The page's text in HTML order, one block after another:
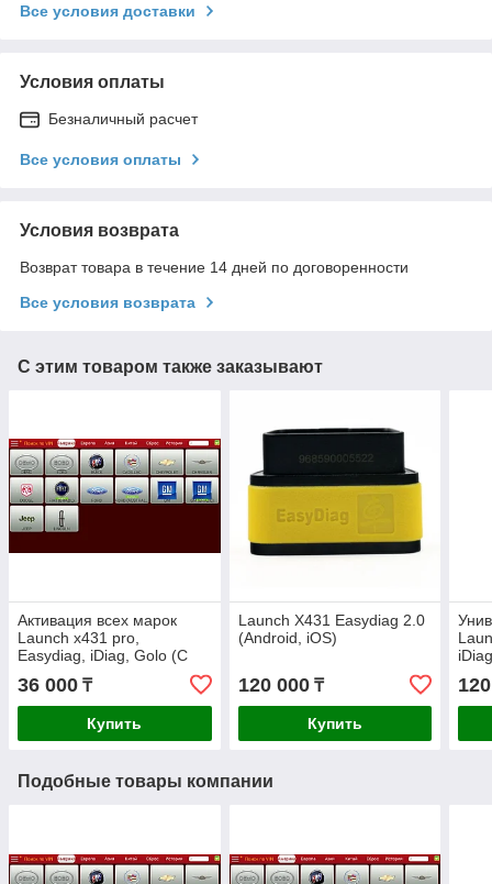
Все условия доставки
Условия оплаты
Безналичный расчет
Все условия оплаты
Условия возврата
Возврат товара в течение 14 дней по договоренности
Все условия возврата
С этим товаром также заказывают
Активация всех марок
Launch x431 pro,
Easydiag, iDiag, Golo (С
обновлением на 1 год)
36 000 ₸
Купить
Launch X431 Easydiag 2.0
(Android, iOS)
120 000₸
Купить
Подобные товары компании